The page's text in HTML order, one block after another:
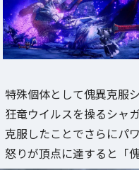
特殊個体として傀異克服
狂竜ウイルスを操るシャ
克服したことでさらにパ
怒りが頂点に達すると「